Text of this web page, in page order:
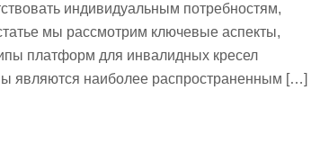
индивидуальным потребностям,
мы рассмотрим ключевые аспекты,
платформ для инвалидных кресел
являются наиболее распространенным […]